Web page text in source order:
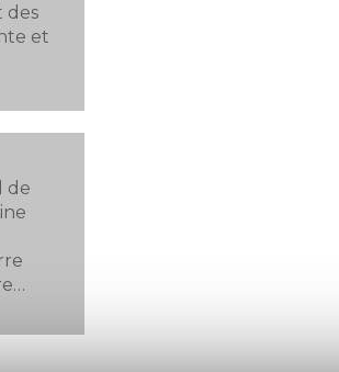
des
et
de